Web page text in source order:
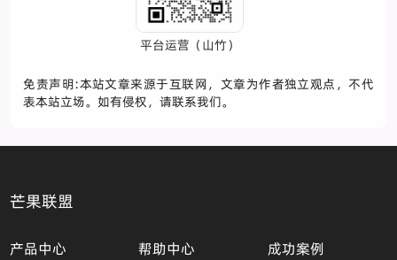
平台运营（山竹）
免责声明:本站文章来源于互联网，文章为作者独立观点，不代
表本站立场。如有侵权，请联系我们。
芒果联盟
产品中心 帮助中心 成功案例